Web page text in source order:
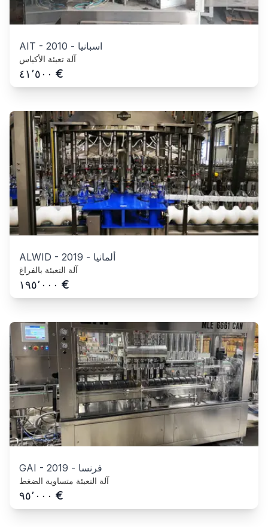
AIT - 2010 - اسبانيا
آلة تعبئة الأكياس
٤١٬٥٠٠ €
ALWID - 2019 - ألمانيا
آلة التعبئة بالفراغ
١٩٥٬٠٠٠ €
GAI - 2019 - فرنسا
آلة التعبئة متساوية الضغط
٩٥٬٠٠٠ €